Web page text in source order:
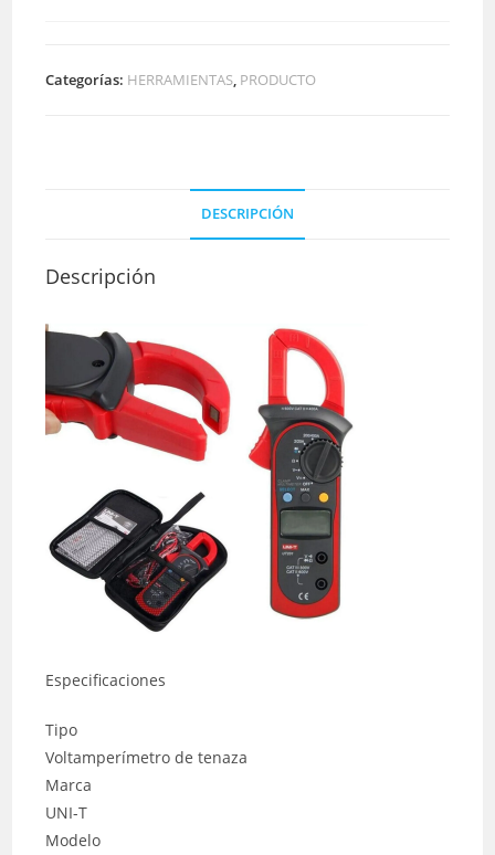
Categorías: HERRAMIENTAS PRODUCTO
DESCRIPCIÓN
Descripción
Especificaciones
Tipo
Voltamperímetro de tenaza
Marca
UNI-T
Modelo